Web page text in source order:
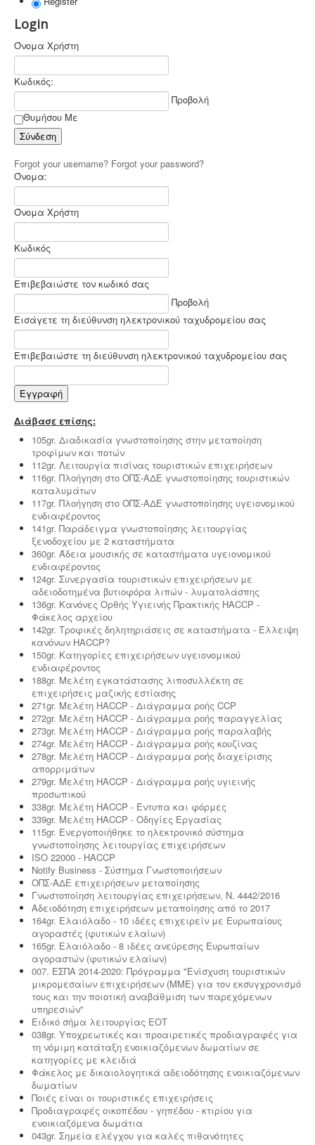
Login
Όνομα Χρήστη
Κωδικός:
Προβολή
Θυμήσου Με
Σύνδεση
Forgot your username? Forgot your password?
Όνομα:
Όνομα Χρήστη
Κωδικός
Επιβεβαιώστε τον κωδικό σας
Προβολή
Εισάγετε τη διεύθυνση ηλεκτρονικού ταχυδρομείου σας
Επιβεβαιώστε τη διεύθυνση ηλεκτρονικού ταχυδρομείου σας
Εγγραφή
Διάβασε επίσης:
105gr. Διαδικασία γνωστοποίησης στην μεταποίηση
τροφίμων και ποτών
112gr. Λειτουργία πισίνας τουριστικών επιχειρήσεων
116gr. Πλοήγηση στο ΟΠΣ-ΑΔΕ γνωστοποίησης τουριστικών
καταλυμάτων
117gr. Πλοήγηση στο ΟΠΣ-ΑΔΕ γνωστοποίησης υγειονομικού
ενδιαφέροντος
141gr. Παράδειγμα γνωστοποίησης λειτουργίας
ξενοδοχείου με 2 καταστήματα
360gr. Άδεια μουσικής σε καταστήματα υγειονομικού
ενδιαφέροντος
124gr. Συνεργασία τουριστικών επιχειρήσεων με
αδειοδοτημένα βυτιοφόρα λιπών - λυματολάσπης
136gr. Κανόνες Ορθής Υγιεινής Πρακτικής HACCP -
Φάκελος αρχείου
142gr. Τροφικές δηλητηριάσεις σε καταστήματα - Έλλειψη
κανόνων HACCP?
150gr. Κατηγορίες επιχειρήσεων υγειονομικού
ενδιαφέροντος
188gr. Μελέτη εγκατάστασης λιποσυλλέκτη σε
επιχειρήσεις μαζικής εστίασης
271gr. Μελέτη HACCP - Διάγραμμα ροής CCP
272gr. Μελέτη HACCP - Διάγραμμα ροής παραγγελίας
273gr. Μελέτη HACCP - Διάγραμμα ροής παραλαβής
274gr. Μελέτη HACCP - Διάγραμμα ροής κουζίνας
278gr. Μελέτη HACCP - Διάγραμμα ροής διαχείρισης
απορριμάτων
279gr. Μελέτη HACCP - Διάγραμμα ροής υγιεινής
προσωπικού
338gr. Μελέτη HACCP - Έντυπα και φόρμες
339gr. Μελέτη HACCP - Οδηγίες Εργασίας
115gr. Ενεργοποιήθηκε το ηλεκτρονικό σύστημα
γνωστοποίησης λειτουργίας επιχειρήσεων
ISO 22000 - HACCP
Notify Business - Σύστημα Γνωστοποιήσεων
ΟΠΣ-ΑΔΕ επιχειρήσεων μεταποίησης
Γνωστοποίηση λειτουργίας επιχειρήσεων, Ν. 4442/2016
Αδειοδότηση επιχειρήσεων μεταποίησης από το 2017
164gr. Ελαιόλαδο - 10 ιδέες επιχειρείν με Ευρωπαίους
αγοραστές (φυτικών ελαίων)
165gr. Ελαιόλαδο - 8 ιδέες ανεύρεσης Ευρωπαίων
αγοραστών (φυτικών ελαίων)
007. ΕΣΠΑ 2014-2020: Πρόγραμμα "Ενίσχυση τουριστικών
μικρομεσαίων επιχειρήσεων (ΜΜΕ) για τον εκσυγχρονισμό
τους και την ποιοτική αναβάθμιση των παρεχόμενων
υπηρεσιών"
Ειδικό σήμα λειτουργίας ΕΟΤ
038gr. Υποχρεωτικές και προαιρετικές προδιαγραφές για
τη νόμιμη κατάταξη ενοικιαζόμενων δωματίων σε
κατηγορίες με κλειδιά
Φάκελος με δικαιολογητικά αδειοδότησης ενοικιαζόμενων
δωματίων
Ποιές είναι οι τουριστικές επιχειρήσεις
Προδιαγραφές οικοπέδου - γηπέδου - κτιρίου για
ενοικιαζόμενα δωμάτια
043gr. Σημεία ελέγχου για καλές πιθανότητες